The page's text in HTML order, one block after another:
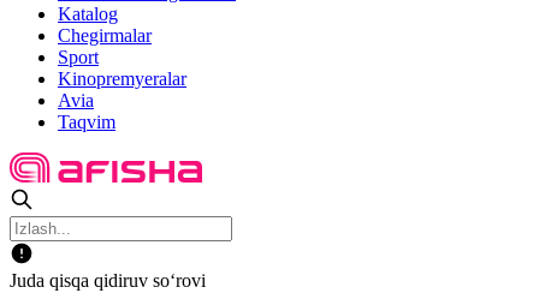
Katalog
Chegirmalar
Sport
Kinopremyeralar
Avia
Taqvim
Juda qisqa qidiruv so‘rovi